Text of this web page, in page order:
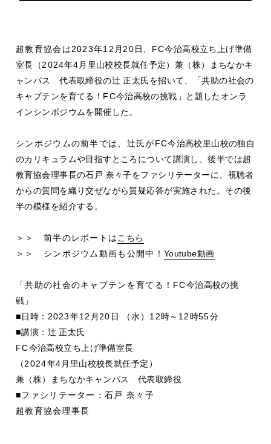
超教育協会は2023年12 月 20日、 FC今治高校立ち上げ準備
室長（2024年4 月里山校校長就任予定）兼（株）まちなかキ
ャンパス 代表取締役の辻 正太氏を招いて、「共助の社会の
キャプテンを育てる！ FC今治高校の挑戦」と題したオンラ
インシンポジウムを開催した。
シンポジウムの前半では、辻氏がFC今治高校里山校の独自
のカリキュラムや目指すところについて講演し、後半では超
教育協会理事長の石戸 奈々子をファシリテーターに、視聴者
からの質問を織り交ぜながら質疑応答が実施された。その後
半の模様を紹介する。
＞＞ 前半のレポートは こちら
＞＞ シンポジウム動画も公開中！ Youtube動画
「共助の社会のキャプテンを育てる！FC今治高校の挑
戦」
■日時： 2023年12 月 20 日 （水）12時～ 12時55分
■講演：辻 正太氏
FC今治高校立ち上げ準備室長
（2024年4 月里山校校長就任予定）
兼（株）まちなかキャンパス 代表取締役
■ファシリテーター：石戸 奈々子
超教育協会理事長